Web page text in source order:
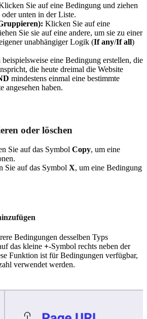
Sie auf eine Bedingung und ziehen
oder unten in der Liste.
Klicken Sie auf eine
Sie sie auf eine andere, um sie zu einer
unabhängiger Logik (If any/If all)
beispielsweise eine Bedingung erstellen, die
die heute dreimal die Website
mindestens einmal eine bestimmte
angesehen haben.
oder löschen
Sie auf das Symbol Copy, um eine
Sie auf das Symbol X, um eine Bedingung
Bedingungen desselben Typs
das kleine +-Symbol rechts neben der
Funktion ist für Bedingungen verfügbar,
verwendet werden.